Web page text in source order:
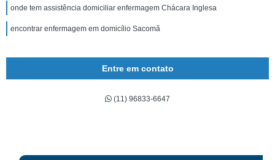
onde tem assistência domiciliar enfermagem Chácara Inglesa
encontrar enfermagem em domicílio Sacomã
Entre em contato
(11) 96833-6647